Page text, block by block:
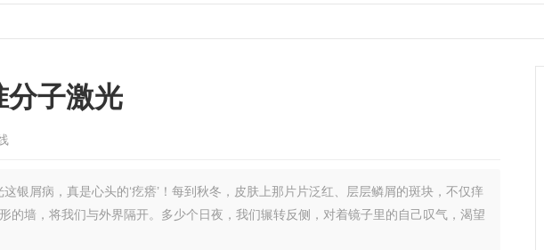
分子激光
这银屑病，真是心头的‘疙瘩’！每到秋冬，皮肤上那片片泛红、层层鳞屑的斑块，不仅痒
的墙，将我们与外界隔开。多少个日夜，我们辗转反侧，对着镜子里的自己叹气，渴望